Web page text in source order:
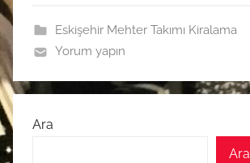
Eskişehir Mehter Takımı Kiralama
Yorum yapın
Ara
Ara